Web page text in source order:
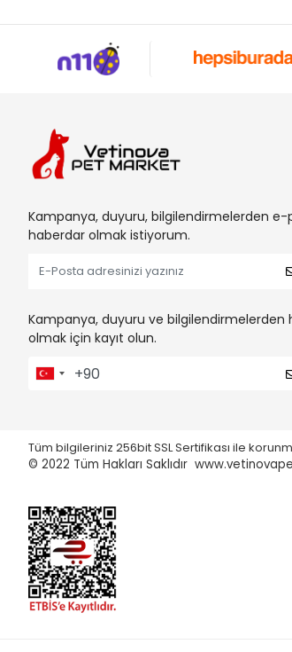
Kampanya, duyuru, bilgilendirmelerden e-
haberdar olmak istiyorum.
Kampanya, duyuru ve bilgilendirmelerden
olmak için kayıt olun.
Tüm bilgileriniz 256bit SSL Sertifikası ile
© 2022 Tüm Hakları Saklıdır